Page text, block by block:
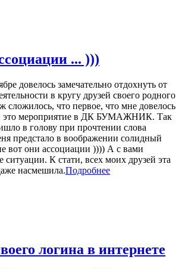
... )))
довелось замечательно отдохнуть от
в кругу друзей своего родного
сложилось, что первое, что мне довелось
это мероприятие в ДК БУМАЖНИК. Так
в голову при прочтении слова
в воображении солидный
вот они ассоциации )))) А с вами
ситуации. К стати, всех моих друзей эта
насмешила.Подробнее
логина в интернете